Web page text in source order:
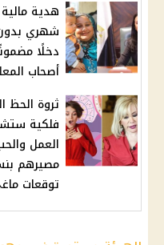
هدية
شهري
دخلًا
أصحاب
ثروة الحظ
فلكية
العمل
توقعات